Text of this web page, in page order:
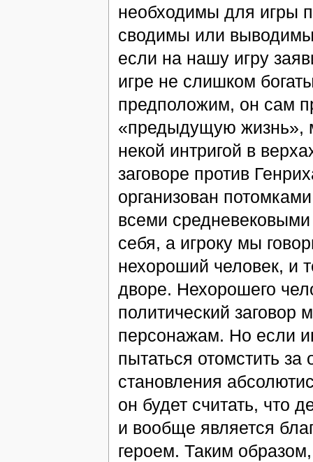
необходимы для игры
сводимы или
если на нашу игру
игре не слишком
предположим, он сам
«предыдущую жизнь»,
некой интригой в
заговоре против
организован
всеми
себя, а игроку мы
нехороший человек, и
дворе. Нехорошего
политический заговор
персонажам. Но если
пытаться отомстить
становления
он будет считать, что
и вообще является
героем. Таким